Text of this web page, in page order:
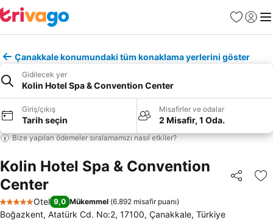
Favoriler
Giriş
Çanakkale konumundaki tüm konaklama yerlerini göster
Gidilecek yer
Kolin Hotel Spa & Convention Center
Giriş/çıkış
Tarih seçin
Misafirler ve odalar
2 Misafir, 1 Oda.
Bize yapılan ödemeler sıralamamızı nasıl etkiler?
Kolin Hotel Spa & Convention
Center
Paylaş
5 Yıldız
Otel 9,0 Mükemmel (6.892 misafir puanı)
Boğazkent, Atatürk Cd. No:2, 17100, Çanakkale, Türkiye